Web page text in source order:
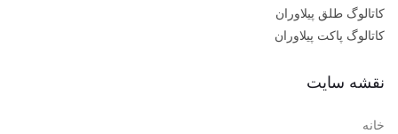
کاتالوگ طلق پیلاوران
کاتالوگ پاکت پیلاوران
نقشه سایت
خانه